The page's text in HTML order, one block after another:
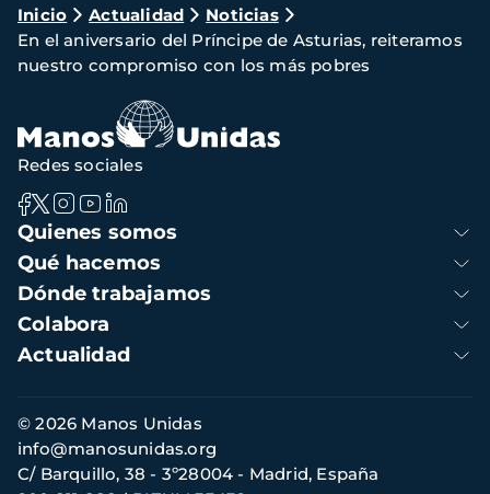
Ruta
de
navegación
Inicio Actualidad
Noticias
En el aniversario del Príncipe de Asturias, reiteramos
nuestro compromiso con los más pobres
Navegación
principal
Quienes somos
Qué hacemos
Dónde trabajamos
Colabora
Actualidad
Redes sociales
Información
de
contacto
© 2026 Manos Unidas
C/ Barquillo, 38 - 3º28004 - Madrid, España
info@manosunidas.org